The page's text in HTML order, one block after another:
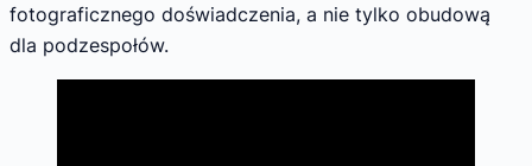
fotograficznego doświadczenia, a nie tylko obudową
dla podzespołów.